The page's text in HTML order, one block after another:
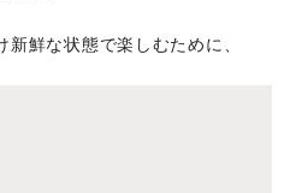
鮮な状態で楽しむために、